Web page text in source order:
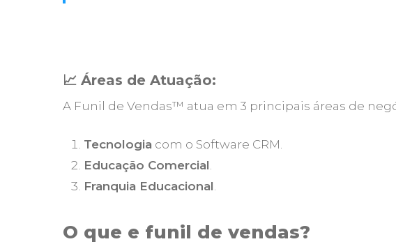
📈 Áreas de Atuação:
A Funil de Vendas™ atua em 3 principais áreas de
Tecnologia com o Software CRM.
Educação Comercial.
Franquia Educacional.
O que e funil de vendas?